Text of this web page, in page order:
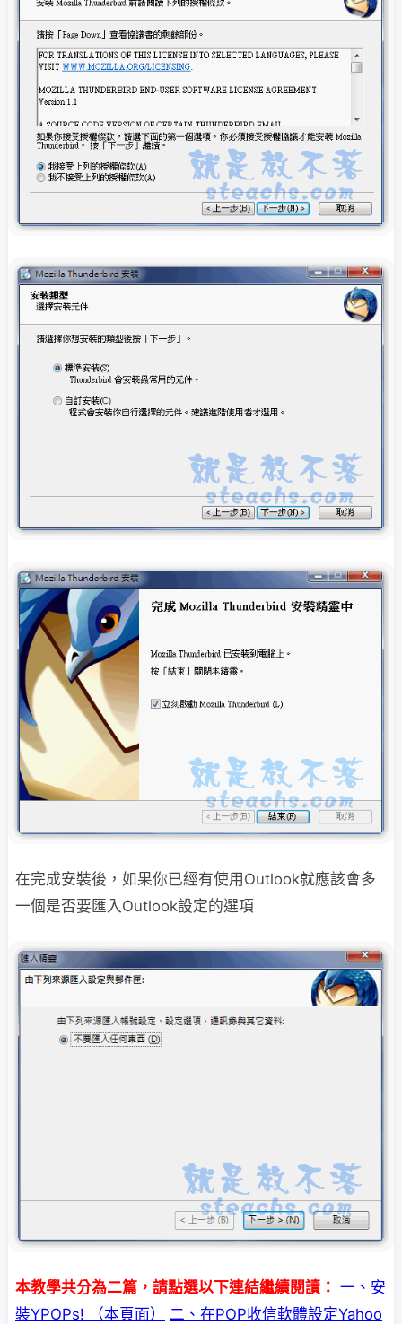
在完成安裝後，如果你已經有使用Outlook就應該會多
一個是否要匯入 Outlook設定的選項
本教學共分為二篇，請點選以下連結繼續閱讀： 一、安
裝YPOPs! （本頁面）
二、在POP收信軟體設定Yahoo